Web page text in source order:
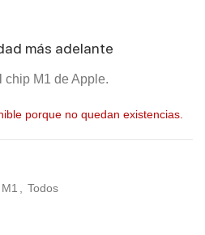
más adelante
chip M1 de Apple.
porque no quedan existencias.
Todos